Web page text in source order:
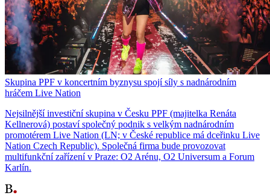
Skupina PPF v koncertním byznysu spojí síly s nadnárodním
hráčem Live Nation
Nejsilnější investiční skupina v Česku PPF (majitelka Renáta
Kellnerová) postaví společný podnik s velkým nadnárodním
promotérem Live Nation (LN; v České republice má dceřinku Live
Nation Czech Republic). Společná firma bude provozovat
multifunkční zařízení v Praze: O2 Arénu, O2 Universum a Forum
Karlín.